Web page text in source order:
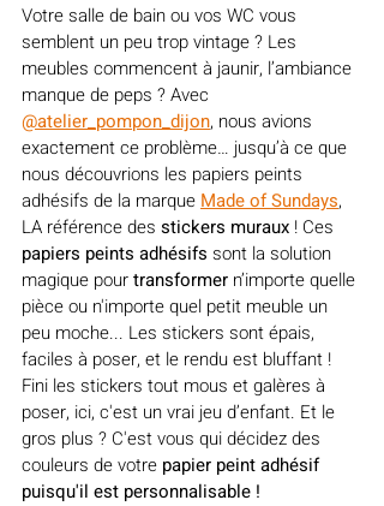
Votre salle de bain ou vos WC vous
semblent un peu trop vintage ? Les
meubles commencent à jaunir, l’ambiance
manque de peps ? Avec
@atelier_pompon_dijon, nous avions
exactement ce problème… jusqu’à ce que
nous découvrions les papiers peints
adhésifs de la marque Made of Sundays,
LA référence des stickers muraux ! Ces
papiers peints adhésifs sont la solution
magique pour transformer n’importe quelle
pièce ou n'importe quel petit meuble un
peu moche... Les stickers sont épais,
faciles à poser, et le rendu est bluffant !
Fini les stickers tout mous et galères à
poser, ici, c'est un vrai jeu d’enfant. Et le
gros plus ? C'est vous qui décidez des
couleurs de votre papier peint adhésif
puisqu'il est personnalisable !